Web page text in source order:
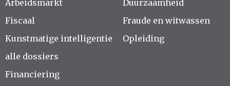
Arbeidsmarkt
Fiscaal
Kunstmatige intelligentie
alle dossiers
Duurzaamheid
Fraude en witwassen
Opleiding
Financiering